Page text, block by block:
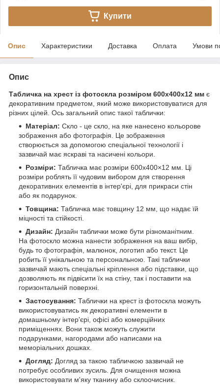
Купити
Опис Характеристики Доставка Оплата Умови
Опис
Табличка на хрест із фотоскла розміром 600х400x12 мм є
декоративним предметом, який може використовуватися для
різних цілей. Ось загальний опис такої таблички:
Матеріал: Скло - це скло, на яке нанесено кольорове
зображення або фотографія. Це зображення
створюється за допомогою спеціальної технології і
зазвичай має яскраві та насичені кольори.
Розміри: Табличка має розміри 600х400×12 мм. Ці
розміри роблять її чудовим вибором для створення
декоративних елементів в інтер'єрі, для прикраси стін
або як подарунок.
Товщина: Табличка має товщину 12 мм, що надає їй
міцності та стійкості.
Дизайн: Дизайн таблички може бути різноманітним.
На фотоскло можна нанести зображення на ваш вибір,
будь то фотографія, малюнок, логотип або текст. Це
робить її унікальною та персональною. Такі таблички
зазвичай мають спеціальні кріплення або підставки, що
дозволяють як підвісити їх на стіну, так і поставити на
горизонтальній поверхні.
Застосування: Таблички на крест із фотоскла можуть
використовуватись як декоративні елементи в
домашньому інтер'єрі, офісі або комерційних
приміщеннях. Вони також можуть служити
подарунками, нагородами або написами на
меморіальних дошках.
Догляд: Догляд за такою табличкою зазвичай не
потребує особливих зусиль. Для очищення можна
використовувати м'яку тканину або склоочисник.